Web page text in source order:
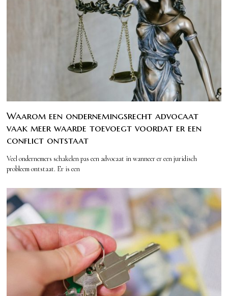
Waarom een ondernemingsrecht advocaat
vaak meer waarde toevoegt voordat er een
conflict ontstaat
Veel ondernemers schakelen pas een advocaat in wanneer er een juridisch
probleem ontstaat. Er is een